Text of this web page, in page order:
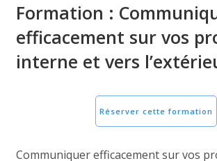
Formation :
efficacement sur vos
interne et vers
Réserver cette formation
Communiquer efficacement sur vos